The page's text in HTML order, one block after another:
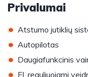
Privalumai
• Atstumo jutiklių
• Autopilotas
• Daugiafunkcinis
• El. reguliuojami